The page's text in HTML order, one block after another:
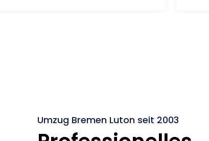
Umzug Bremen Luton seit 2003